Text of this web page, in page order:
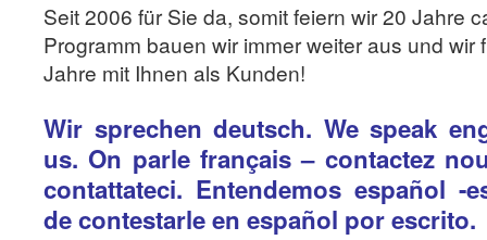
Seit 2006 für Sie da, somit feiern wir 20 Jahre
Programm bauen wir immer weiter aus und wir
Jahre mit Ihnen als Kunden!
Wir sprechen deutsch. We speak
us. On parle français – contactez
contattateci. Entendemos español -
de contestarle en español por escrito.